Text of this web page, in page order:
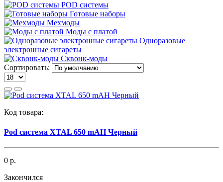
POD системы
Готовые наборы
Мехмоды
Моды с платой
Одноразовые
электронные сигареты
Сквонк-моды
Сортировать:
Код товара:
Pod система XTAL 650 mAH Черный
0 р.
Закончился